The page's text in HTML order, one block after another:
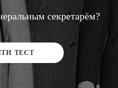
секретарём?
ТЕСТ